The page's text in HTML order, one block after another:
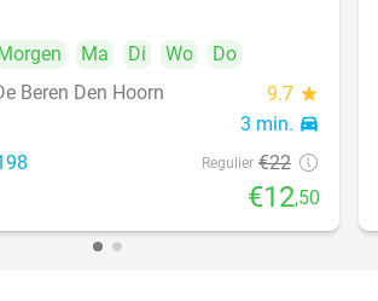
Ma Di Wo
Do
Beren Den Hoorn
9.7 star
3 min. directions_car
Regulier €22
€12,50